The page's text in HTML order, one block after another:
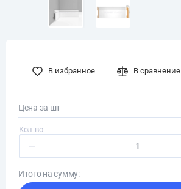
В избранное В сравнение
Цена за шт
Кол-во
—
Итого на сумму: